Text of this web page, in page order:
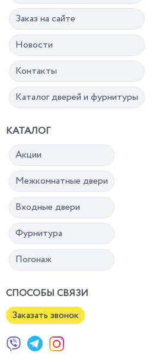
Заказ на сайте
Новости
Контакты
Каталог дверей и фурнитуры
КАТАЛОГ
Акции
Межкомнатные двери
Входные двери
Фурнитура
Погонаж
СПОСОБЫ СВЯЗИ
Заказать звонок